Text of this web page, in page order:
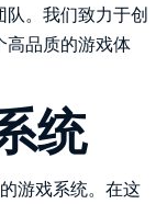
。我们致力于创
高品质的游戏体
统
游戏系统。在这